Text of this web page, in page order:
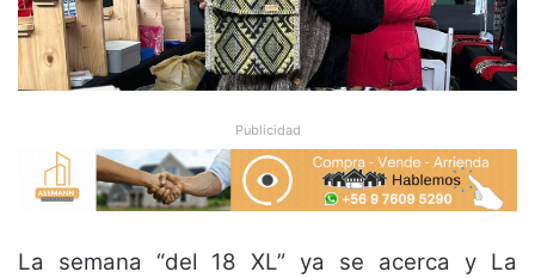
Publicidad
La semana “del 18 XL” ya se acerca y La